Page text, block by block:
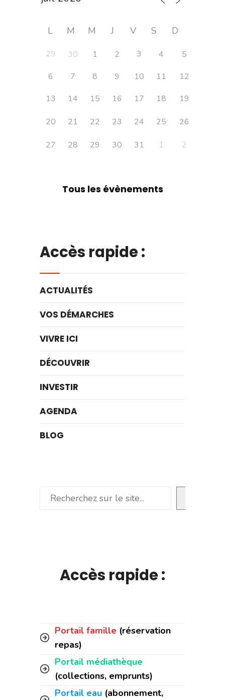
L M M J V S D
29 30 1 2 3 4
5
6
7 8 9 10 11
12
13
14 15 16 17 18 19
20 21 22 23 24 25 26
27 28 29 30 31 1 2
Tous les évènements
Accès rapide :
ACTUALITÉS
VOS DÉMARCHES
VIVRE ICI
DÉCOUVRIR
INVESTIR
AGENDA
BLOG
Rechercher
Accès rapide :
Portail famille (réservation
repas)
Portail médiathèque
(collections, emprunts)
Portail eau (abonnement,